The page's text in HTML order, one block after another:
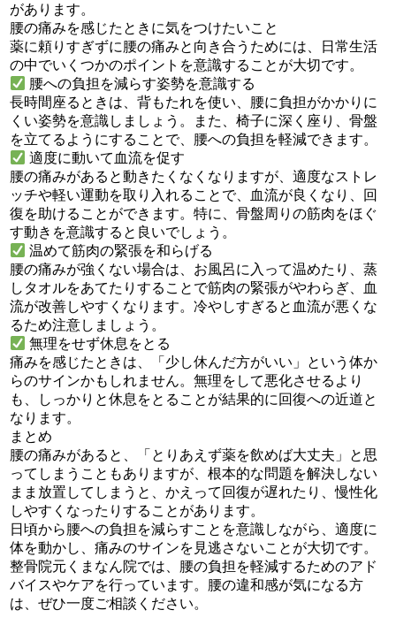
があります。
腰の痛みを感じたときに気をつけたいこと
薬に頼りすぎずに腰の痛みと向き合うためには、日常生活
の中でいくつかのポイントを意識することが大切です。
腰への負担を減らす姿勢を意識する
長時間座るときは、背もたれを使い、腰に負担がかかりに
くい姿勢を意識しましょう。また、椅子に深く座り、骨盤
を立てるようにすることで、腰への負担を軽減できます。
適度に動いて血流を促す
腰の痛みがあると動きたくなくなりますが、適度なストレ
ッチや軽い運動を取り入れることで、血流が良くなり、回
復を助けることができます。特に、骨盤周りの筋肉をほぐ
す動きを意識すると良いでしょう。
温めて筋肉の緊張を和らげる
腰の痛みが強くない場合は、お風呂に入って温めたり、蒸
しタオルをあてたりすることで筋肉の緊張がやわらぎ、血
流が改善しやすくなります。冷やしすぎると血流が悪くな
るため注意しましょう。
無理をせず休息をとる
痛みを感じたときは、「少し休んだ方がいい」という体か
らのサインかもしれません。無理をして悪化させるより
も、しっかりと休息をとることが結果的に回復への近道と
なります。
まとめ
腰の痛みがあると、「とりあえず薬を飲めば大丈夫」と思
ってしまうこともありますが、根本的な問題を解決しない
まま放置してしまうと、かえって回復が遅れたり、慢性化
しやすくなったりすることがあります。
日頃から腰への負担を減らすことを意識しながら、適度に
体を動かし、痛みのサインを見逃さないことが大切です。
整骨院元くまなん院では、腰の負担を軽減するためのアド
バイスやケアを行っています。腰の違和感が気になる方
は、ぜひ一度ご相談ください。